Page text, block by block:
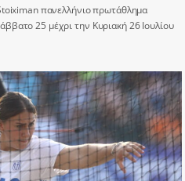
πανελλήνιο πρωτάθλημα
25 μέχρι την Κυριακή 26 Ιουλίου